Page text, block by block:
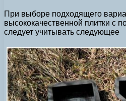
При выборе подходящего
высококачественной плитки с
следует учитывать следующее